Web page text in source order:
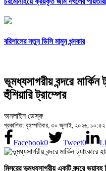
বরিশালের নতুন ডিসি মামুন খন্দকার
ভূমধ্যসাগরীয় বন্দরে
হুঁশিয়ারি ট্রাম্পের
অনলাইন ডেস্ক
প্রকাশিত: বৃহস্পতিবার, ৩০ জুলাই, ২০২৬, ১০:৫২
Facebook0 Tweet0
মিসরের ভূমধ্যসাগরীয় একটি বন্দরে